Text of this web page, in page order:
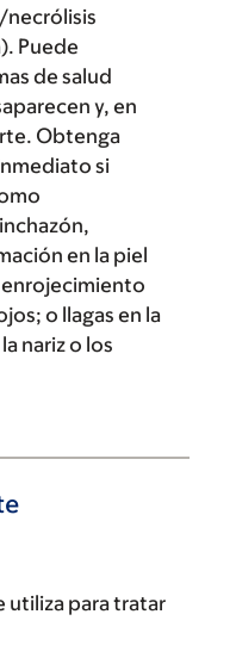
Puede
de salud
y, en
Obtenga
si
en la piel
o llagas en la
nariz o los
utiliza para tratar